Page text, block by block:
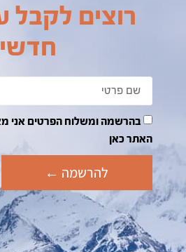
רוצים לקבל
האתר כאן
להרשמה ←